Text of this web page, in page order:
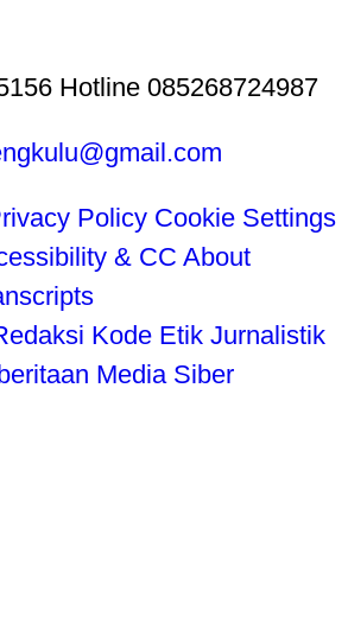
Hotline 085268724987
Policy Cookie Settings
& CC About
Kode Etik Jurnalistik
Media Siber